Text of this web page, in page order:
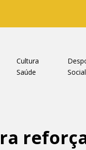
Cultura
Saúde Social